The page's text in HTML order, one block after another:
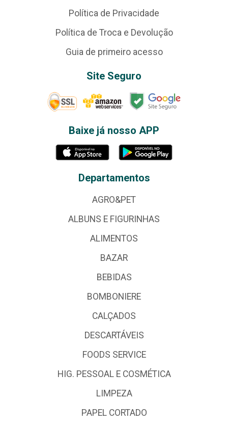
Política de Privacidade
Política de Troca e Devolução
Guia de primeiro acesso
Site Seguro
Baixe já nosso APP
Departamentos
AGRO&PET
ALBUNS E FIGURINHAS
ALIMENTOS
BAZAR
BEBIDAS
BOMBONIERE
CALÇADOS
DESCARTÁVEIS
FOODS SERVICE
HIG. PESSOAL E COSMÉTICA
LIMPEZA
PAPEL CORTADO